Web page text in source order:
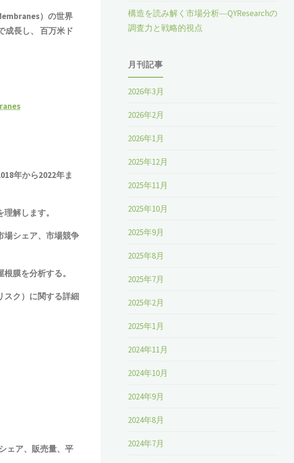
）の世界
成長し、 百万米ド
年から2022年ま
解します。
場シェア、市場競争
膜を分析する。
スク）に関する詳細
ェア、販売量、平
構造を読み解く市場分析―QYResearchの
調査力と戦略的視点
月刊記事
2026年3月
2026年2月
2026年1月
2025年12月
2025年11月
2025年10月
2025年9月
2025年8月
2025年7月
2025年2月
2025年1月
2024年11月
2024年10月
2024年9月
2024年8月
2024年7月